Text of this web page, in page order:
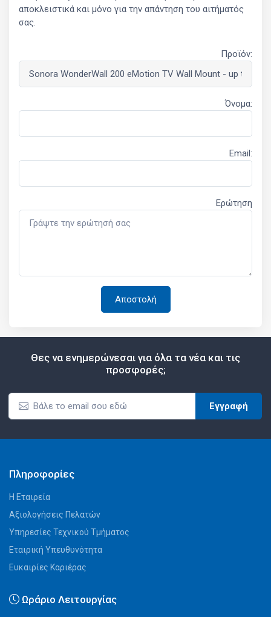
αποκλειστικά και μόνο για την απάντηση του αιτήματός
σας.
Προϊόν:
Όνομα:
Email:
Ερώτηση
Θες να ενημερώνεσαι για όλα τα νέα και τις
προσφορές;
Εγγραφή
Πληροφορίες
Η Εταιρεία
Αξιολογήσεις Πελατών
Υπηρεσίες Τεχνικού Τμήματος
Εταιρική Υπευθυνότητα
Ευκαιρίες Καριέρας
Ωράριο Λειτουργίας